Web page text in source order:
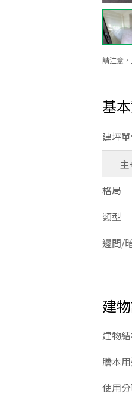
請注意
基
建坪
格局
類型
邊間/
建
建物
謄本
使用